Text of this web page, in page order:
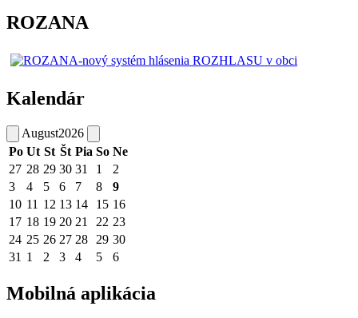
ROZANA
Kalendár
August2026
Po Ut St Št Pia So Ne
27 28 29 30 31 1
2
3
4 5 6 7 8
9
10 11 12 13 14 15 16
17 18 19 20 21 22 23
24 25 26 27 28 29 30
31 1 2 3 4 5 6
Mobilná aplikácia